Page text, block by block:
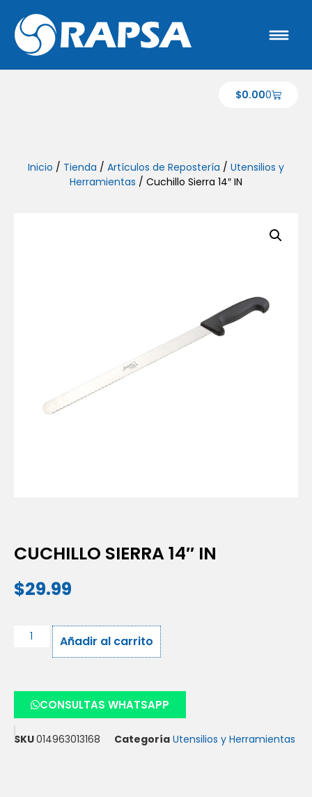
$0.000
Inicio / Tienda / Artículos de Repostería / Utensilios y
Herramientas / Cuchillo Sierra 14″ IN
CUCHILLO SIERRA 14″ IN
$29.99
Añadir al carrito
CONSULTAS WHATSAPP
SKU014963013168 Categoría Utensilios y Herramientas